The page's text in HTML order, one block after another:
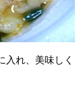
入れ、美味しく